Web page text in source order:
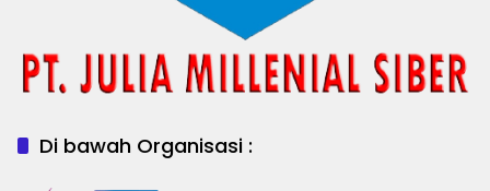
Di bawah Organisasi :